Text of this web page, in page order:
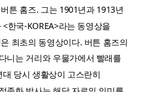
튼 홈즈. 그는 1901년과 1913년
한국-KOREA>라는 동영상을
최초의 동영상이다. 버튼 홈즈의
니는 거리와 우물가에서 빨래를
당시 생활상이 고스란히